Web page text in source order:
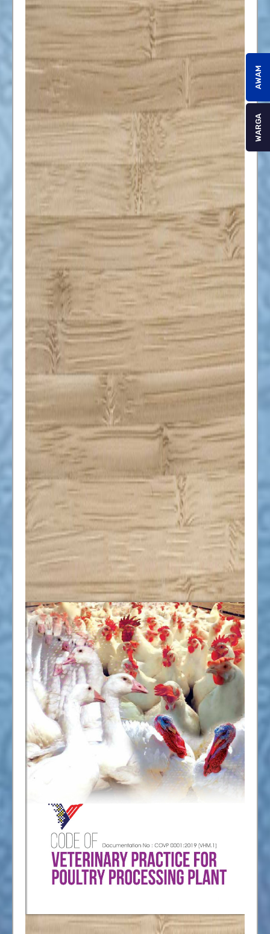
AWAM
WARGA